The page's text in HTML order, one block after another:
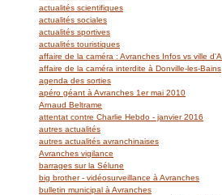
actualités scientifiques
actualités sociales
actualités sportives
actualités touristiques
affaire de la caméra : Avranches Infos vs ville
affaire de la caméra interdite à Donville-les-Bains
agenda des sorties
apéro géant à Avranches 1er mai 2010
Arnaud Beltrame
attentat contre Charlie Hebdo - janvier 2016
autres actualités
autres actualités avranchinaises
Avranches vigilance
barrages sur la Sélune
big brother - vidéosurveillance à Avranches
bulletin municipal à Avranches